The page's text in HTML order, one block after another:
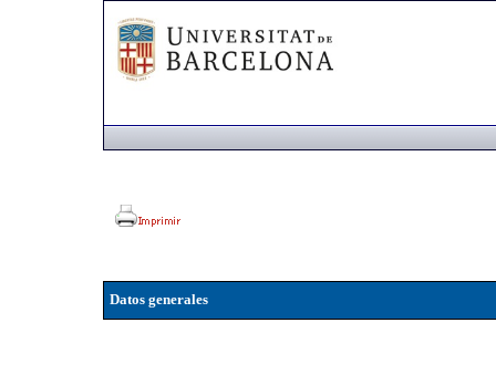
Datos generales